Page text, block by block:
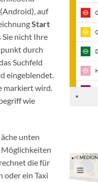
auf
Start
Sie nicht Ihre
durch
Suchfeld
eingeblendet.
markiert wird.
wie
unten
Möglichkeiten
die für
oder ein Taxi